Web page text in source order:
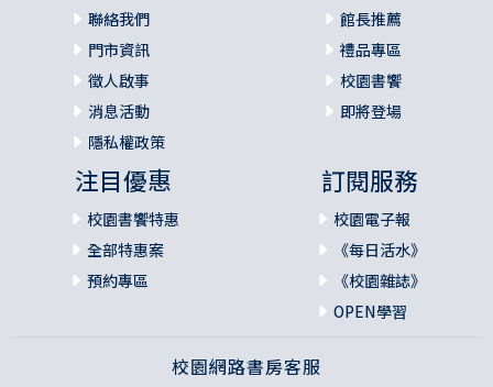
聯絡我們
門市資訊
徵人啟事
消息活動
隱私權政策
館長推薦
禮品專區
校園書饗
即將登場
注目優惠
校園書饗特惠
全部特惠案
預約專區
訂閱服務
校園電子報
《每日活水》
《校園雜誌》
OPEN學習
校園網路書房客服